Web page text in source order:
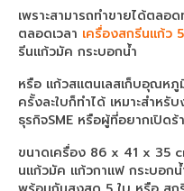
sublimation
Epson DTG
เครื่องพิมพ์เสื้อ
เพราะสามารถทำขายได้ตล
ตลอดเวลา เครื่องสกรีนแก้ว
รีนเเก้วมัค กระบอกน้ำ
หรือ แก้วสแตนเลสเก็บอุณห
ครั้งละใบก็ทำได้ เหมาะสำห
ธุรกิจSME หรือผู้ที่อยากเปิดร้
ขนาดเครื่อง 86 x 41 x 35
นเเก้วมัค แก้วกาแฟ กระบอ